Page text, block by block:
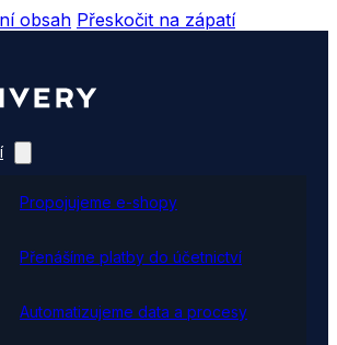
obsah Přeskočit na zápatí
Propojujeme e-shopy
Přenášíme platby do účetnictví
Automatizujeme data a procesy